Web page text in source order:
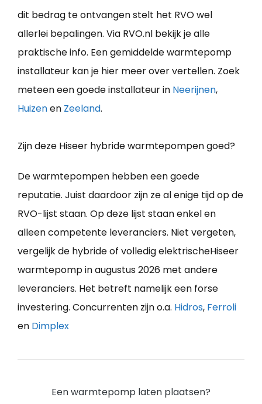
dit bedrag te ontvangen stelt het RVO wel
allerlei bepalingen. Via RVO.nl bekijk je alle
praktische info. Een gemiddelde warmtepomp
installateur kan je hier meer over vertellen. Zoek
meteen een goede installateur in Neerijnen,
Huizenen Zeeland.
Zijn deze Hiseer hybride warmtepompen goed?
De warmtepompen hebben een goede
reputatie. Juist daardoor zijn ze al enige tijd op de
RVO-lijst staan. Op deze lijst staan enkel en
alleen competente leveranciers. Niet vergeten,
vergelijk de hybride of volledig elektrischeHiseer
warmtepomp in augustus 2026 met andere
leveranciers. Het betreft namelijk een forse
investering. Concurrenten zijn o.a. Hidros, Ferroli
en Dimplex
Een warmtepomp laten plaatsen?